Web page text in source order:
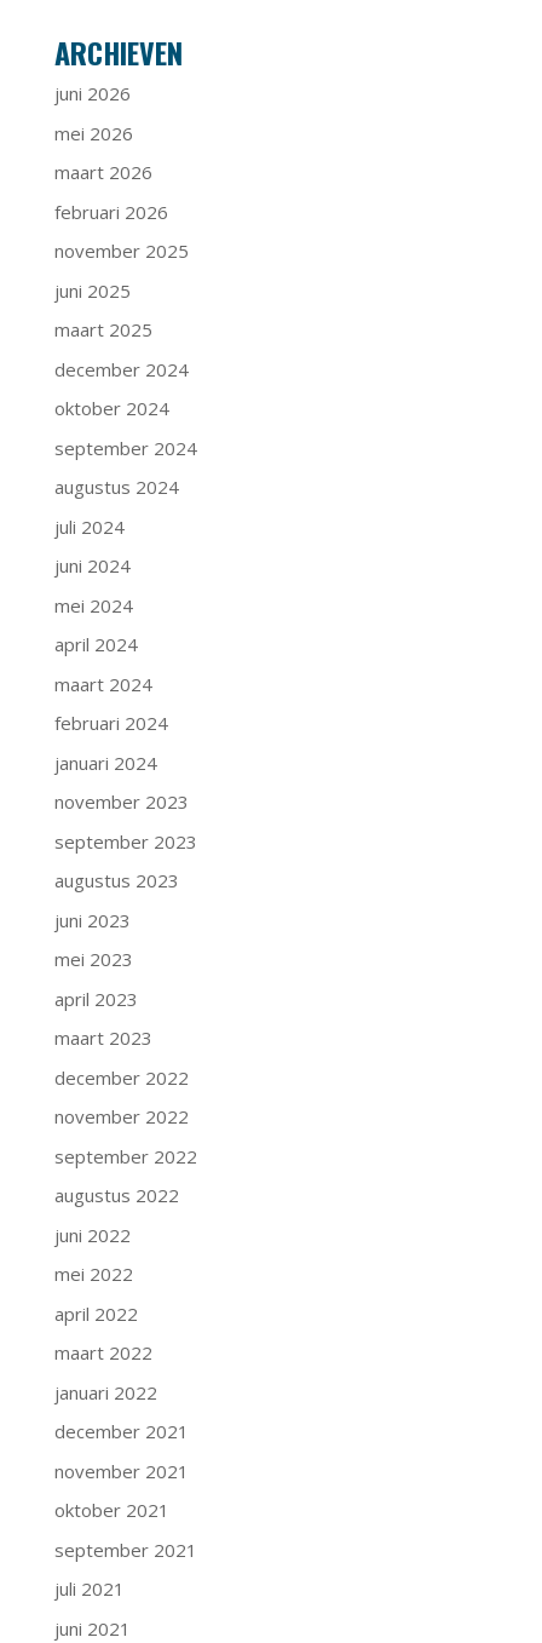
ARCHIEVEN
juni 2026
mei 2026
maart 2026
februari 2026
november 2025
juni 2025
maart 2025
december 2024
oktober 2024
september 2024
augustus 2024
juli 2024
juni 2024
mei 2024
april 2024
maart 2024
februari 2024
januari 2024
november 2023
september 2023
augustus 2023
juni 2023
mei 2023
april 2023
maart 2023
december 2022
november 2022
september 2022
augustus 2022
juni 2022
mei 2022
april 2022
maart 2022
januari 2022
december 2021
november 2021
oktober 2021
september 2021
juli 2021
juni 2021